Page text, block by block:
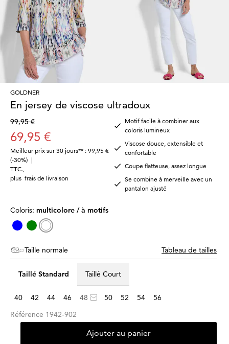
GOLDNER
En jersey de viscose ultradoux
99,95 €
69,95 €
Meilleur prix sur 30 jours** : 99,95 €
(-30%) |
TTC.
plus frais de livraison
Motif facile à combiner aux
coloris lumineux
Viscose douce, extensible et
confortable
Coupe flatteuse, assez longue
Se combine à merveille avec un
pantalon ajusté
Coloris: multicolore / à motifs
Taille normale Tableau de tailles
Taillé Standard Taillé Court
40 42 44 46 48 50 52 54
56
Référence 1942-902
Ajouter au panier